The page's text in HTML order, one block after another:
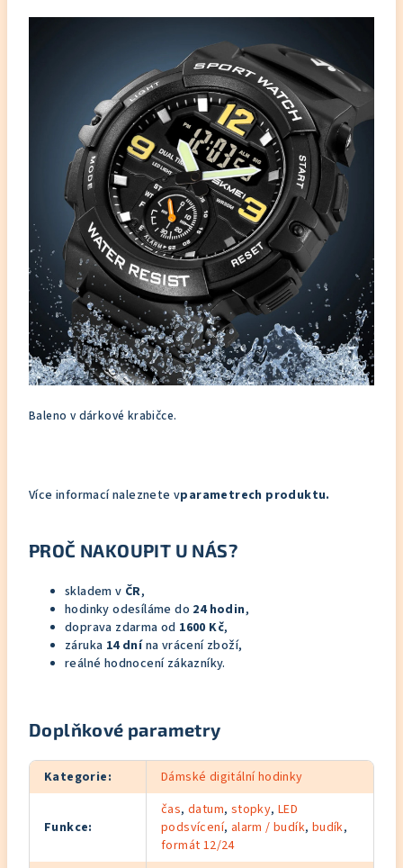
Baleno v dárkové krabičce.
Více informací naleznete vparametrech produktu.
PROČ NAKOUPIT U NÁS?
skladem v ČR,
hodinky odesíláme do 24 hodin,
doprava zdarma od 1600 Kč,
záruka 14 dnína vrácení zboží,
reálné hodnocení zákazníky.
Doplňkové parametry
Kategorie: Dámské digitální hodinky
Funkce:
čas,datum, stopky,LED
podsvícení, alarm / budík, budík,
formát 12/24